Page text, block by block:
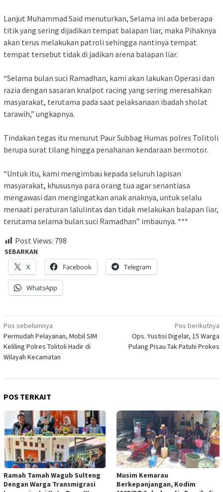
Lanjut Muhammad Said menuturkan, Selama ini ada beberapa
titik yang sering dijadikan tempat balapan liar, maka Pihaknya
akan terus melakukan patroli sehingga nantinya tempat
tempat tersebut tidak di jadikan arena balapan liar.
“Selama bulan suci Ramadhan, kami akan lakukan Operasi dan
razia dengan sasaran knalpot racing yang sering meresahkan
masyarakat, terutama pada saat pelaksanaan ibadah sholat
tarawih,” ungkapnya.
Tindakan tegas itu menurut Paur Subbag Humas polres Tolitoli
berupa surat tilang hingga penahanan kendaraan bermotor.
“Untuk itu, kami mengimbau kepada seluruh lapisan
masyarakat, khususnya para orang tua agar senantiasa
mengawasi dan mengingatkan anak anaknya, untuk selalu
menaati peraturan lalulintas dan tidak melakukan balapan liar,
terutama selama bulan suci Ramadhan” imbaunya. ***
Post Views: 798
SEBARKAN
X
Facebook Telegram
WhatsApp
Navigasi
pos
Pos sebelumnya
Permudah Pelayanan, Mobil SIM
Keliling Polres Tolitoli Hadir di
Wilayah Kecamatan
Pos berikutnya
Ops. Yustisi Digelar, 15 Warga
Pulang Pisau Tak Patuhi Prokes
POS TERKAIT
Ramah Tamah Wagub Sulteng
Dengan Warga Transmigrasi
Musim Kemarau
Berkepanjangan, Kodim